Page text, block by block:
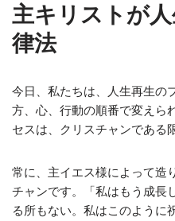
主キリストが
律法
今日、私たちは、人生再生の
方、心、行動の順番で変えら
セスは、クリスチャンである
常に、主イエス様によって造
チャンです。「私はもう成長
る所もない。私はこのように